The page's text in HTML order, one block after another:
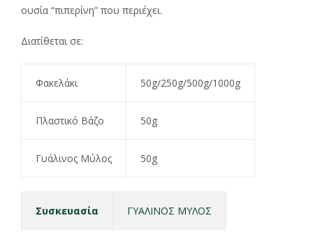
ουσία “πιπερίνη” που περιέχει.
Διατίθεται σε:
Φακελάκι 50g/250g/500g/1000g
Πλαστικό Βάζο 50g
Γυάλινος Μύλος 50g
Συσκευασία ΓΥΑΛΙΝΟΣ ΜΥΛΟΣ